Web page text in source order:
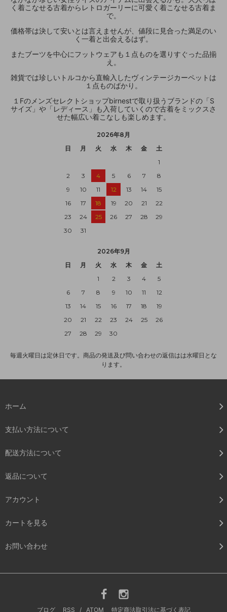
く着こなせる古着からレトロガーリーに可愛く着こなせる古着ま
で。
価格帯は決して安いとは言えませんが、値段に見合った満足のい
く一着と出会えるはず。
またブーツを中心にフットウェアも１点ものを選りすぐった品揃
え。
雑貨では珍しいトルコから直輸入したヴィンテージカーペットは
１点ものばかり。
１Fのメンズセレクトショップbirnestで取り扱うブランドの「S
サイズ」や「レディース」も入荷していくので古着をミックスさ
せた幅広い着こなしも楽しめます。
2026年8月
日
月 火 水 木 金
土
1
2
3 4 5 6 7
8
9
10 11 12 13 14
15
16
17 18 19 20 21
22
23
24 25 26 27 28
29
30
31
2026年9月
日
月 火 水 木 金
土
1
2 3 4
5
6
7 8 9 10 11
12
13
14 15 16 17 18
19
20
21 22 23 24 25
26
27
28 29 30
毎週火曜日は定休日です。商品の発送及び問い合わせの返信はは水曜日とな
ります。
ホーム
支払い方法について
配送方法について
返品について
アカウント
カートを見る
お問い合わせ
ブログ RSS / ATOM 特定商法取引法に基づく表記